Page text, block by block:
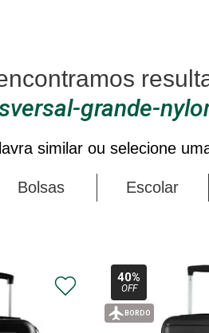
grande-
similar ou selecione
Bolsas Escolar
40%